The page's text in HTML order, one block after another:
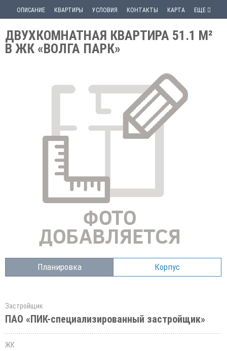
ОПИСАНИЕ КВАРТИРЫ УСЛОВИЯ КОНТАКТЫ КАРТА ЕЩЕ
ДВУХКОМНАТНАЯ КВАРТИРА 51.1 М²
В ЖК «ВОЛГА ПАРК»
Планировка Корпус
Застройщик
ПАО «ПИК-специализированный застройщик»
ЖК